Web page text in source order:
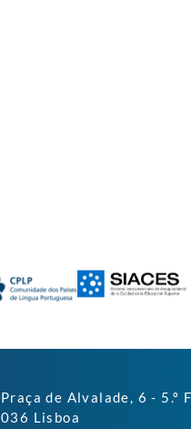
Praça de Alvalade, 6 - 5.º
036 Lisboa